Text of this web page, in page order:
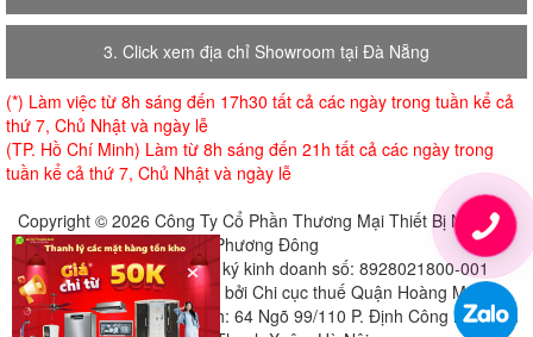
3. Click xem địa chỉ Showroom tại Đà Nẵng
(*) Làm việc từ 8h sáng đến 17h30 tất cả các ngày trong tuần kể cả
thứ 7, Chủ Nhật và ngày lễ
(TP. Hồ Chí Minh) Làm từ 8h sáng đến 21h tất cả các ngày trong
tuần kể cả thứ 7, Chủ Nhật và ngày lễ
Copyright © 2026 Công Ty Cổ Phần Thương Mại Thiết Bị Nội Thất
Phương Đông
Giấy chứng nhận đăng ký kinh doanh số: 8928021800-001
Cấp ngày 18-07-2018 bởi Chi cục thuế Quận Hoàng Mai
Địa chỉ đăng ký trụ sở chính: 64 Ngõ 99/110 P. Định Công Hạ, Định
×